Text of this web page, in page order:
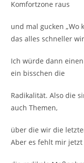
Komfortzone raus
und mal gucken
das alles schneller
Ich würde dann
ein bisschen die
Radikalität. Also die
auch Themen,
über die wir die
Aber es fehlt mir jetzt